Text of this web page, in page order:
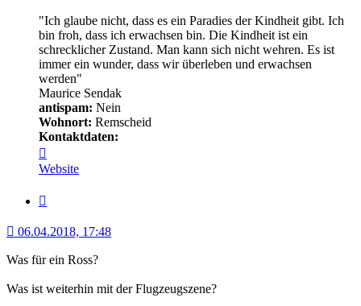
"Ich glaube nicht, dass es ein Paradies der Kindheit gibt. Ich
bin froh, dass ich erwachsen bin. Die Kindheit ist ein
schrecklicher Zustand. Man kann sich nicht wehren. Es ist
immer ein wunder, dass wir überleben und erwachsen
werden"
Maurice Sendak
antispam: Nein
Wohnort: Remscheid
Kontaktdaten:
von
Minerva
Website
06.04.2018, 17:48
Was für ein Ross?
Was ist weiterhin mit der Flugzeugszene?